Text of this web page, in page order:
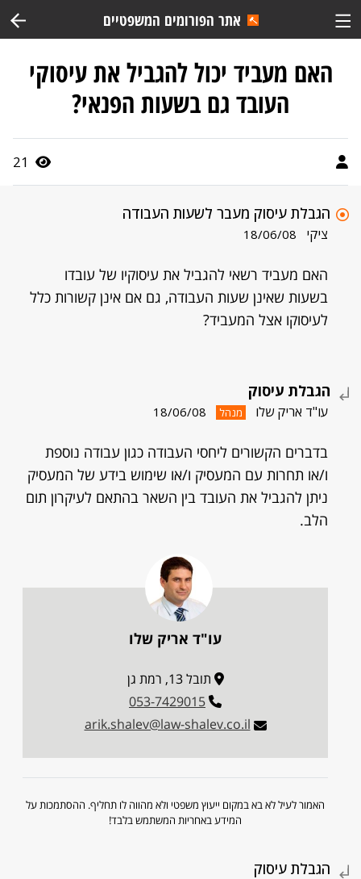
אתר הפורומים המשפטיים
האם מעביד יכול להגביל את עיסוקי
העובד גם בשעות הפנאי?
21
הגבלת עיסוק מעבר לשעות העבודה
ציקי 18/06/08
האם מעביד רשאי להגביל את עיסוקיו של עובדו
בשעות שאינן שעות העבודה, גם אם אינן קשורות כלל
לעיסוקו אצל המעביד?
הגבלת עיסוק
עו"ד אריק שלו מנהל 18/06/08
בדברים הקשורים ליחסי העבודה כגון עבודה נוספת
ו/או תחרות עם המעסיק ו/או שימוש בידע של המעסיק
ניתן להגביל את העובד בין השאר בהתאם לעיקרון תום
הלב.
עו"ד אריק שלו
תובל 13, רמת גן
053-7429015
arik.shalev@law-shalev.co.il
האמור לעיל לא בא במקום ייעוץ משפטי ולא מהווה לו תחליף. ההסתמכות על
המידע באחריות המשתמש בלבד!
הגבלת עיסוק